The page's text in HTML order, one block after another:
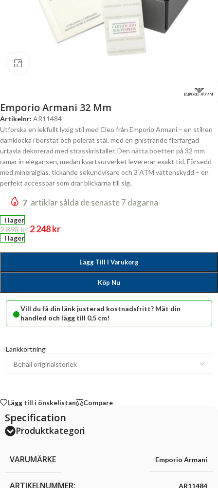
Emporio Armani 32 Mm
Artikelnr: AR11484
Utforska en lekfullt lyxig stil med Cleo från Emporio Armani – en stilren
damklocka i borstat och polerat stål, med en gnistrande flerfärgad
urtavla dekorerad med strasskristaller. Den nätta boetten på 32 mm
ramar in elegansen, medan kvartsurverket levererar exakt tid. Försedd
med mineralglas, tickande sekundvisare och 3 ATM vattenskydd – en
perfekt accessoar som drar blickarna till sig.
7 artiklar sålda de senaste 7 dagarna
I lager
2 898kr 2 248kr
I lager
Lägg Till I Varukorg
Köp Nu
•Vill du få din länk justerad kostnadsfritt? Mät din
handled och lägg till 0,5 cm!
Länkkortning
Lägg till i önskelistan Compare
Specification
Produktkategori
VARUMÄRKE Emporio Armani
ARTIKELNUMMER: AR11484